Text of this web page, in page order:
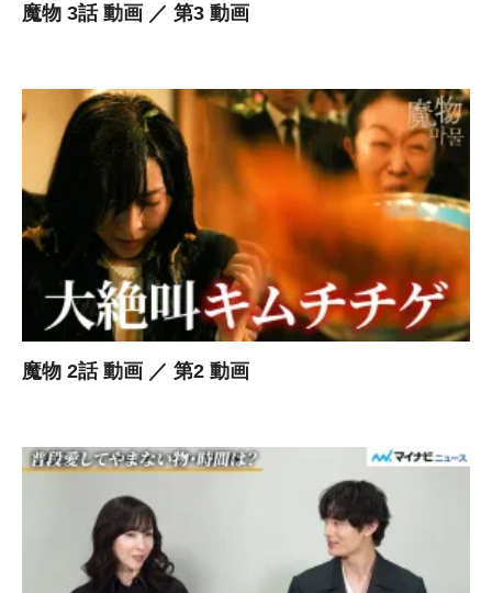
魔物 3話 動画 ／ 第3 動画
魔物 2話 動画 ／ 第2 動画